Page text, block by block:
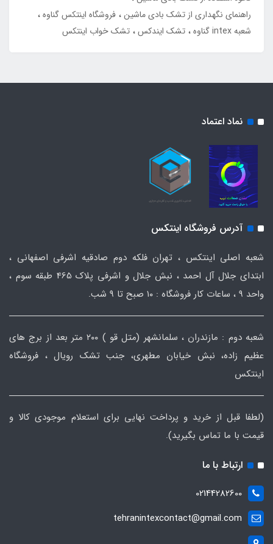
راهنمای نگهداری از تشک بادی ماشین فروشگاه اینتکس گناوه
شعبه intex گناوه
تشک ایندکس تشک خواب اینتکس
نماد اعتماد
آدرس فروشگاه اینتکس
شعبه اصلی اینتکس ، تهران فلکه دوم صادقیه اشرفی اصفهانی ،
ابتدای جلال آل احمد ، نبش جلال و اشرفی پلاک 465 طبقه سوم ،
واحد ۹ ، ساعات کار فروشگاه : ۱۰ صبح تا ۹ شب.
شعبه دوم : مازندران ، سلمانشهر (متل قو ) ۲۰۰ متر بعد از برج های
عظیم زاده، نبش خیابان مطهری، جنب تشک رویال ، فروشگاه
اینتکس
(لطفا قبل از خرید و پرداخت نهایی برای استعلام موجودی کالا و
قیمت با ما تماس بگیرید).
ارتباط با ما
02144282600
tehranintexcontact@gmail.com